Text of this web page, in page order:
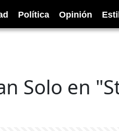
Política Opinión
Solo en